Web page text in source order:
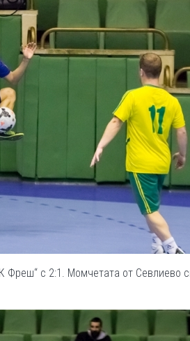
Фреш“ с 2:1. Момчетата от Севлиево